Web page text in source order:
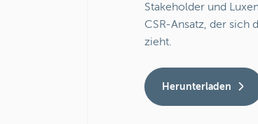
Stakeholder und
CSR-Ansatz, der sich
zieht.
Herunterladen